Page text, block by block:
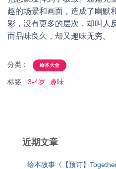
趣的场景和画面，造成了幽默
彩，没有更多的层次，却叫人
而品味良久，却又趣味无穷。
分类： 绘本大全
标签: 3-4岁 趣味
近期文章
绘本故事《【预订】